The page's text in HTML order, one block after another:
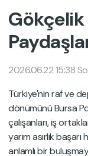
Gökçelik
2026.06.22 15:38
Türkiye'nin raf ve
dönümünü Bursa
çalışanları, iş
yarım asırlık
anlamlı bir